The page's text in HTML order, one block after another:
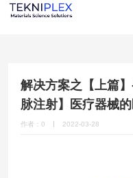
解决方案之【上篇
脉注射】医疗器械
作者：0 2022-03-28